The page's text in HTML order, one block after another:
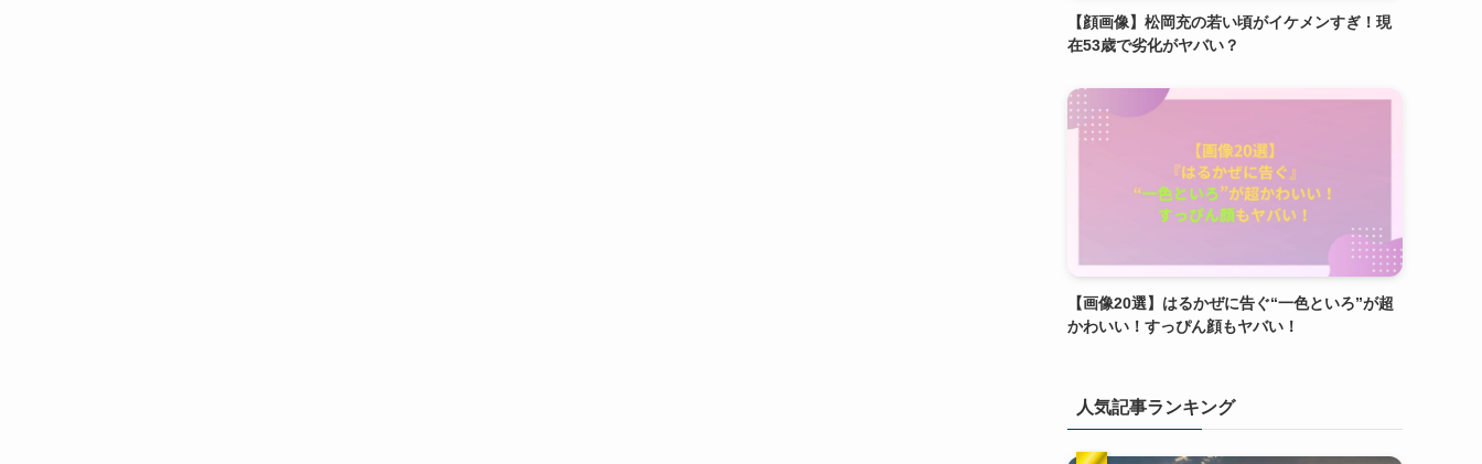
【顔画像】松岡充の若い頃がイケメンすぎ！現
在53歳で劣化がヤバい？
【画像20選】はるかぜに告ぐ“一色といろ”が超
かわいい！すっぴん顔もヤバい！
人気記事ランキング